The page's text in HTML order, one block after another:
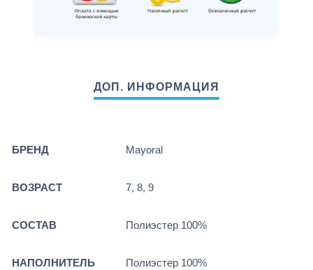
БРЕНД Mayoral
ВОЗРАСТ 7, 8, 9
СОСТАВ Полиэстер 100%
НАПОЛНИТЕЛЬ Полиэстер 100%